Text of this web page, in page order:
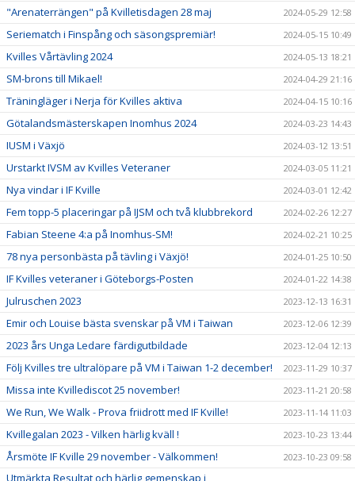
"Arenaterrängen" på Kvilletisdagen 28 maj 2024-05-29 12:58
Seriematch i Finspång och säsongspremiär! 2024-05-15 10:49
Kvilles Vårtävling 2024 2024-05-13 18:21
SM-brons till Mikael! 2024-04-29 21:16
Träningläger i Nerja för Kvilles aktiva 2024-04-15 10:16
Götalandsmästerskapen Inomhus 2024 2024-03-23 14:43
IUSM i Växjö 2024-03-12 13:51
Urstarkt IVSM av Kvilles Veteraner 2024-03-05 11:21
Nya vindar i IF Kville 2024-03-01 12:42
Fem topp-5 placeringar på IJSM och två klubbrekord 2024-02-26 12:27
Fabian Steene 4:a på Inomhus-SM! 2024-02-21 10:25
78 nya personbästa på tävling i Växjö! 2024-01-25 10:50
IF Kvilles veteraner i Göteborgs-Posten 2024-01-22 14:38
Julruschen 2023 2023-12-13 16:31
Emir och Louise bästa svenskar på VM i Taiwan 2023-12-06 12:39
2023 års Unga Ledare färdigutbildade 2023-12-04 12:13
Följ Kvilles tre ultralöpare på VM i Taiwan 1-2 december! 2023-11-29 10:37
Missa inte Kvillediscot 25 november! 2023-11-21 20:58
We Run, We Walk - Prova friidrott med IF Kville! 2023-11-14 11:03
Kvillegalan 2023 - Vilken härlig kväll ! 2023-10-23 13:44
Årsmöte IF Kville 29 november - Välkommen! 2023-10-23 09:58
Utmärkta Resultat och härlig gemenskap i